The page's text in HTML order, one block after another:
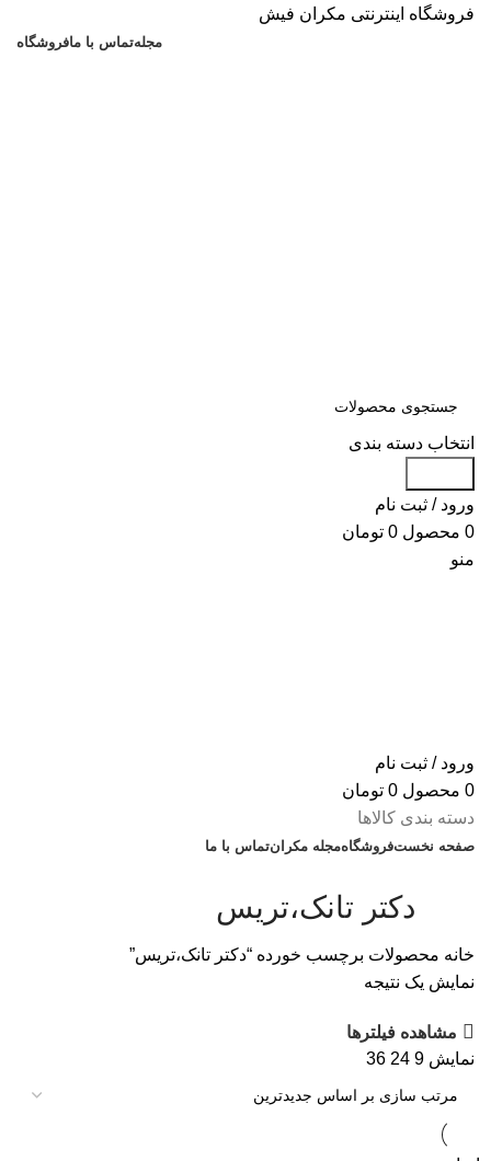
فروشگاه اینترنتی مکران فیش
مجلهتماس با مافروشگاه
انتخاب دسته بندی
ورود / ثبت نام
0 محصول 0 تومان
منو
ورود / ثبت نام
0 محصول 0 تومان
دسته بندی کالاها
صفحه نخستفروشگاهمجله مکرانتماس با ما
دکتر تانک،تریس
خانه محصولات برچسب خورده “دکتر تانک،تریس”
نمایش یک نتیجه
مشاهده فیلترها
نمایش 9
24
36